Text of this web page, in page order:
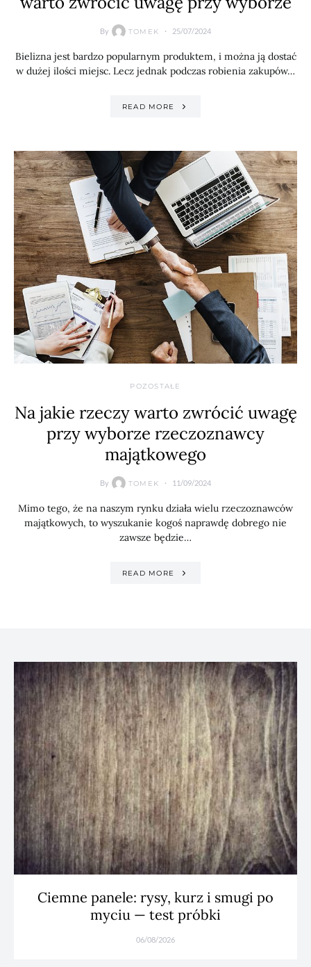
By TOMEK 25/07/2024
Bielizna jest bardzo popularnym produktem, i można ją dostać
w dużej ilości miejsc. Lecz jednak podczas robienia zakupów…
READ MORE
POZOSTAŁE
Na jakie rzeczy warto zwrócić uwagę
przy wyborze rzeczoznawcy
majątkowego
By TOMEK 11/09/2024
Mimo tego, że na naszym rynku działa wielu rzeczoznawców
majątkowych, to wyszukanie kogoś naprawdę dobrego nie
zawsze będzie…
READ MORE
Ciemne panele: rysy, kurz i smugi po
myciu — test próbki
06/08/2026